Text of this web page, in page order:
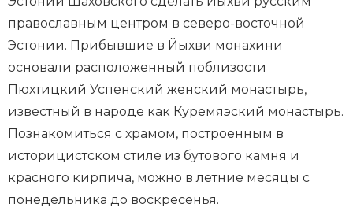
православным центром в северо-восточной
Эстонии. Прибывшие в Йыхви монахини
основали расположенный поблизости
Пюхтицкий Успенский женский монастырь,
известный в народе как Куремяэский монастырь.
Познакомиться с храмом, построенным в
историцистском стиле из бутового камня и
красного кирпича, можно в летние месяцы с
понедельника до воскресенья.